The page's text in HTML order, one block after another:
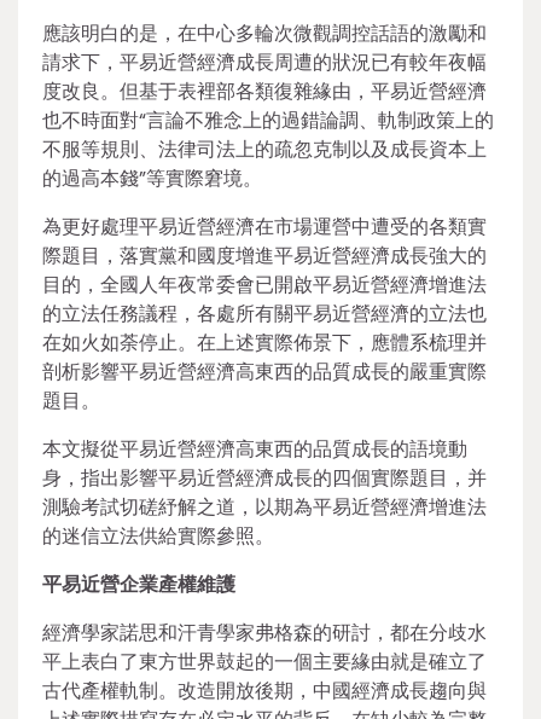
應該明白的是，在中心多輪次微觀調控話語的激勵和
請求下，平易近營經濟成長周遭的狀況已有較年夜幅
度改良。但基于表裡部各類復雜緣由，平易近營經濟
也不時面對“言論不雅念上的過錯論調、軌制政策上的
不服等規則、法律司法上的疏忽克制以及成長資本上
的過高本錢”等實際窘境。
為更好處理平易近營經濟在市場運營中遭受的各類實
際題目，落實黨和國度增進平易近營經濟成長強大的
目的，全國人年夜常委會已開啟平易近營經濟增進法
的立法任務議程，各處所有關平易近營經濟的立法也
在如火如荼停止。在上述實際佈景下，應體系梳理并
剖析影響平易近營經濟高東西的品質成長的嚴重實際
題目。
本文擬從平易近營經濟高東西的品質成長的語境動
身，指出影響平易近營經濟成長的四個實際題目，并
測驗考試切磋紓解之道，以期為平易近營經濟增進法
的迷信立法供給實際參照。
平易近營企業產權維護
經濟學家諾思和汗青學家弗格森的研討，都在分歧水
平上表白了東方世界鼓起的一個主要緣由就是確立了
古代產權軌制。改造開放後期，中國經濟成長趨向與